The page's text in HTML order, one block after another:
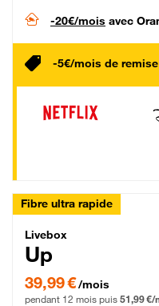
-20€/mois avec
-5€/mois de
Fibre ultra rapide
Livebox Up
Livebox
Up
39,99 € par mois pendant 12
39,99 €/mois
pendant 12 mois puis 51,99 €/